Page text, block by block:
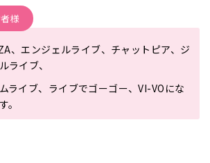
様
、エンジェルライブ、チャットピア、ジ
ライブ、
ライブ、ライブでゴーゴー、VI-VOにな
。